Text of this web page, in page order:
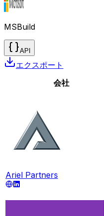
MSBuild
API
エクスポート
会社
Ariel Partners